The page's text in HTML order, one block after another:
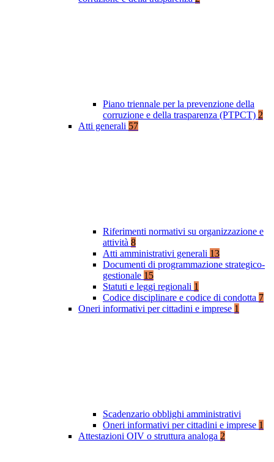
Piano triennale per la prevenzione della
corruzione e della trasparenza (PTPCT) 2
Atti generali 57
Riferimenti normativi su organizzazione e
attività 8
Atti amministrativi generali 13
Documenti di programmazione strategico-
gestionale 15
Statuti e leggi regionali 1
Codice disciplinare e codice di condotta 7
Oneri informativi per cittadini e imprese 1
Scadenzario obblighi amministrativi
Oneri informativi per cittadini e imprese 1
Attestazioni OIV o struttura analoga 2